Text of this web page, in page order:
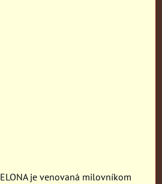
je venovaná milovníkom